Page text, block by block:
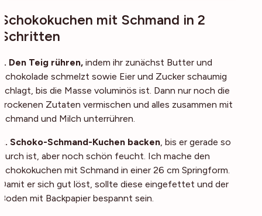
Schokokuchen mit Schmand in 2
Schritten
1. Den Teig rühren, indem ihr zunächst Butter und
Schokolade schmelzt sowie Eier und Zucker schaumig
schlagt, bis die Masse voluminös ist. Dann nur noch die
trockenen Zutaten vermischen und alles zusammen mit
Schmand und Milch unterrühren.
2. Schoko-Schmand-Kuchen backen, bis er gerade so
durch ist, aber noch schön feucht. Ich mache den
Schokokuchen mit Schmand in einer 26 cm Springform.
Damit er sich gut löst, sollte diese eingefettet und der
Boden mit Backpapier bespannt sein.